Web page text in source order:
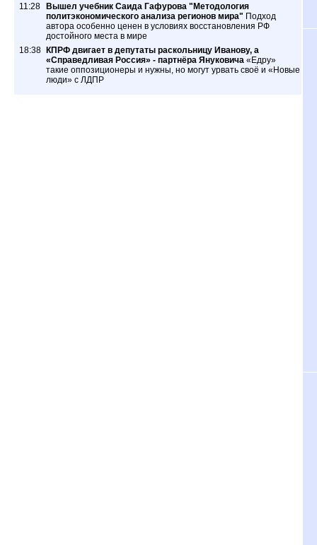
11:28 Вышел учебник Саида Гафурова "Методология
политэкономического анализа регионов мира" Подход
автора особенно ценен в условиях восстановления РФ
достойного места в мире
18:38 КПРФ двигает в депутаты раскольницу Иванову, а
«Справедливая Россия» - партнёра Януковича «Едру»
такие оппозиционеры и нужны, но могут урвать своё и «Новые
люди» с ЛДПР